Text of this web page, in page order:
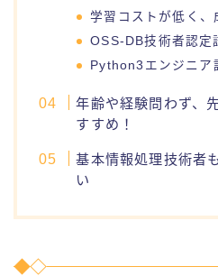
学習コストが低く、
OSS-DB技術者認定
Python3エンジニア
年齢や経験問わず、
すすめ！
基本情報処理技術者
い